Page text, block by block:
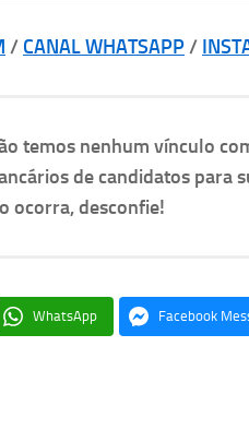
/ CANAL WHATSAPP/
temos nenhum vínculo
de candidatos para
ocorra, desconfie!
WhatsApp Facebook